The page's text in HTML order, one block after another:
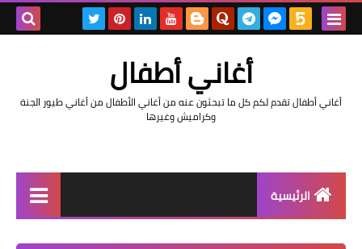
أغاني أطفال
أغاني أطفال تقدم لكم كل ما تبحثون عنه من أغاني الأطفال من أغاني طيور الجنة
وكراميش وغيرها
الرئيسية